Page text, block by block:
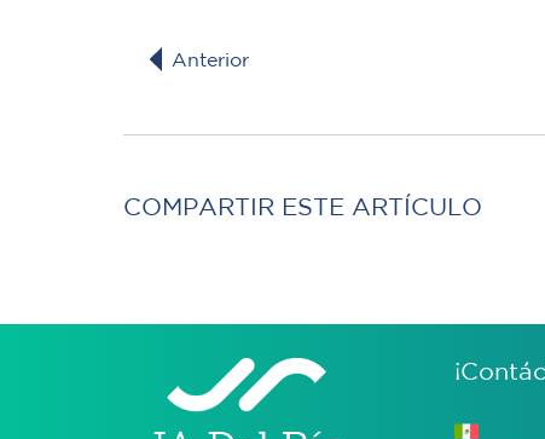
Anterior
COMPARTIR ESTE ARTÍCULO